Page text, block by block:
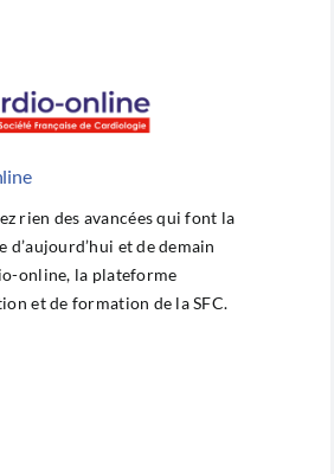
rien des avancées qui font la
d’aujourd’hui et de demain
online, la plateforme
et de formation de la SFC.